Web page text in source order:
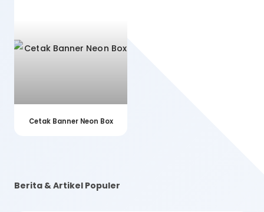
Cetak Banner Neon Box
Berita & Artikel Populer